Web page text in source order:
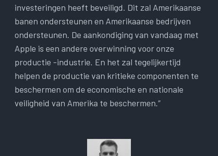
investeringen heeft beveiligd. Dit zal Amerikaanse
banen ondersteunen en Amerikaanse bedrijven
ondersteunen. De aankondiging van vandaag met
Apple is een andere overwinning voor onze
productie -industrie. En het zal tegelijkertijd
helpen de productie van kritieke componenten te
beschermen om de economische en nationale
veiligheid van Amerika te beschermen.”